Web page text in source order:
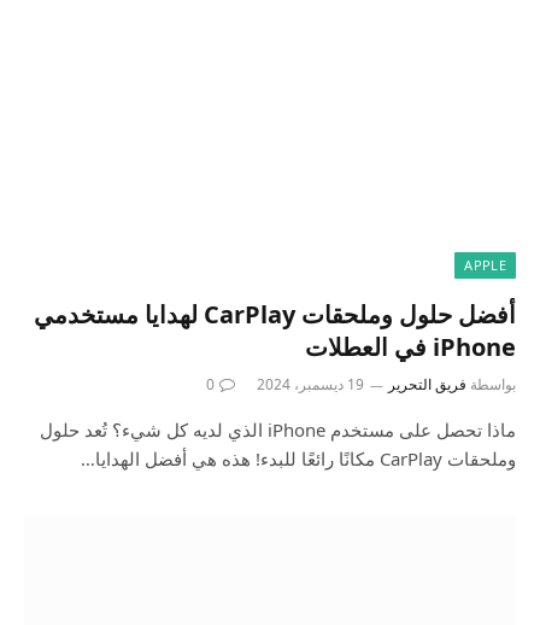
APPLE
أفضل حلول وملحقات CarPlay لهدايا مستخدمي
iPhone في العطلات
بواسطة فريق التحرير 19 ديسمبر، 2024 0
ماذا تحصل على مستخدم iPhone الذي لديه كل شيء؟ تُعد حلول
وملحقات CarPlay مكانًا رائعًا للبدء! هذه هي أفضل الهدايا…